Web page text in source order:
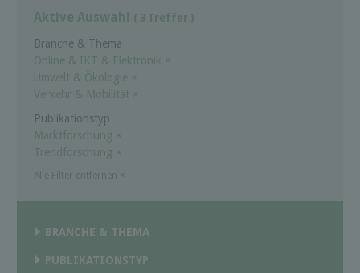
Aktive Auswahl ( 3 Treffer )
Branche & Thema
Online & IKT & Elektronik ×
Umwelt & Ökologie ×
Verkehr & Mobilität ×
Publikationstyp
Marktforschung ×
Trendforschung ×
BRANCHE & THEMA
PUBLIKATIONSTYP